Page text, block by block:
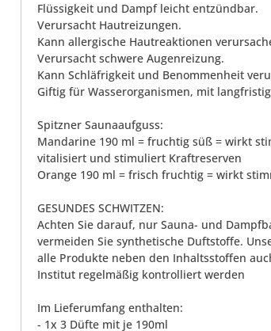
Flüssigkeit und Dampf leicht entzündbar.
Verursacht Hautreizungen.
Kann allergische Hautreaktionen
Verursacht schwere Augenreizung.
Kann Schläfrigkeit und Benommenheit
Giftig für Wasserorganismen, mit
Spitzner Saunaaufguss:
Mandarine 190 ml = fruchtig süß = wirkt
vitalisiert und stimuliert Kraftreserven
Orange 190 ml = frisch fruchtig = wirkt
GESUNDES SCHWITZEN:
Achten Sie darauf, nur Sauna- und
vermeiden Sie synthetische Duftstoffe.
alle Produkte neben den Inhaltsstoffen
Institut regelmäßig kontrolliert werden
Im Lieferumfang enthalten:
- 1x 3 Düfte mit je 190ml